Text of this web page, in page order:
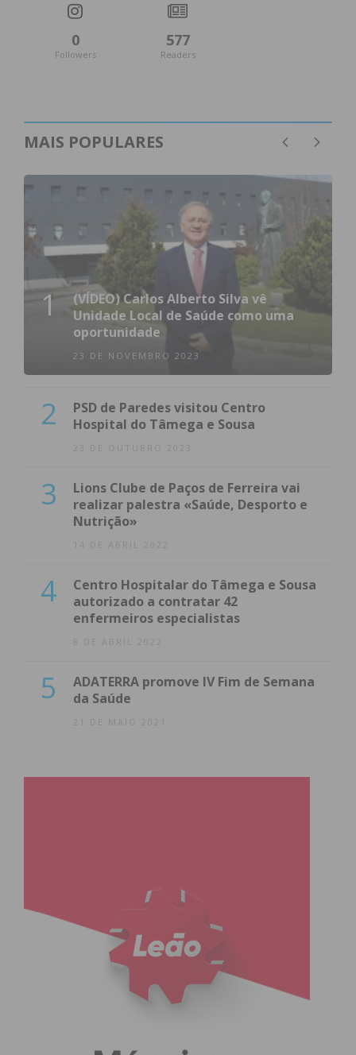
atualizada.
Eu li e concordo com ostermos e
condições
0
Followers
577
Readers
MAIS POPULARES
1
(VÍDEO) Carlos Alberto Silva vê
Unidade Local de Saúde como uma
oportunidade
23 DE NOVEMBRO 2023
2
PSD de Paredes visitou Centro
Hospital do Tâmega e Sousa
23 DE OUTUBRO 2023
3
Lions Clube de Paços de Ferreira vai
realizar palestra «Saúde, Desporto e
Nutrição»
14 DE ABRIL 2022
4
Centro Hospitalar do Tâmega e Sousa
autorizado a contratar 42
enfermeiros especialistas
8 DE ABRIL 2022
5
ADATERRA promove IV Fim de Semana
da Saúde
21 DE MAIO 2021